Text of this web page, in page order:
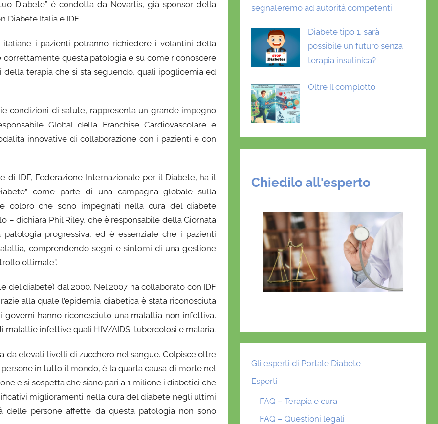
Diabete” è condotta da Novartis, già sponsor della
Diabete Italia e IDF.
i pazienti potranno richiedere i volantini della
questa patologia e su come riconoscere
terapia che si sta seguendo, quali ipoglicemia ed
condizioni di salute, rappresenta un grande impegno
Global della Franchise Cardiovascolare e
innovative di collaborazione con i pazienti e con
di IDF, Federazione Internazionale per il Diabete, ha il
come parte di una campagna globale sulla
coloro che sono impegnati nella cura del diabete
dichiara Phil Riley, che è responsabile della Giornata
progressiva, ed è essenziale che i pazienti
comprendendo segni e sintomi di una gestione
ottimale”.
del diabete) dal 2000. Nel 2007 ha collaborato con IDF
alla quale l’epidemia diabetica è stata riconosciuta
hanno riconosciuto una malattia non infettiva,
malattie infettive quali HIV/AIDS, tubercolosi e malaria.
da elevati livelli di zucchero nel sangue. Colpisce oltre
in tutto il mondo, è la quarta causa di morte nel
e si sospetta che siano pari a 1 milione i diabetici che
miglioramenti nella cura del diabete negli ultimi
delle persone affette da questa patologia non sono
segnaleremo ad autorità competenti
Diabete tipo 1, sarà
possibile un futuro senza
terapia insulinica?
Oltre il complotto
Chiedilo all'esperto
Gli esperti di Portale Diabete
Esperti
FAQ – Terapia e cura
FAQ – Questioni legali